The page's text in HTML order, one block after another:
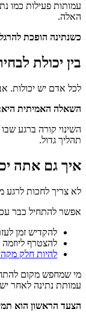
עמותות פעילות כמו
האלה.
כשנתינה הופכת
בין יכולת
לכל אדם יש יכולות.
השאלה האמיתית
השינוי קורה ברגע
תהליך גדול.
איך גם אתה
לא צריך לחכות לרגע
אפשר להתחיל כבר
להקדיש זמן
להצטרף ליוזמה
להיות חלק
מי שמחפש מקום
עמותת נתינה לאחר
הצעד הראשון הוא